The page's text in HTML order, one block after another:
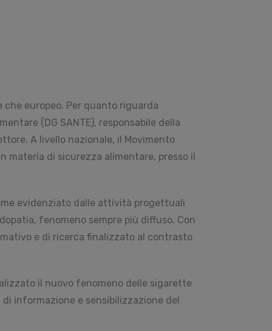
europeo. Per quanto riguarda
(DG SANTE), responsabile della
A livello nazionale, il Movimento
materia di sicurezza alimentare, presso il
evidenziato dalle attività progettuali
fenomeno sempre più diffuso. Con
e di ricerca finalizzato al contrasto
il nuovo fenomeno delle sigarette
informazione e sensibilizzazione del